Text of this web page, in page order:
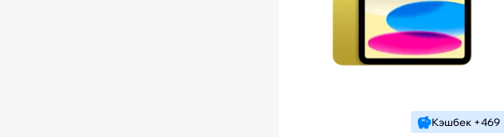
Кэшбек +469